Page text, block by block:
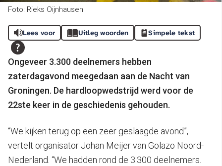
Foto: Rieks Oijnhausen
Lees voor Uitleg woorden Simpele tekst
Ongeveer 3.300 deelnemers hebben
zaterdagavond meegedaan aan de Nacht van
Groningen. De hardloopwedstrijd werd voor de
22ste keer in de geschiedenis gehouden.
“We kijken terug op een zeer geslaagde avond”,
vertelt organisator Johan Meijer van Golazo Noord-
Nederland. “We hadden rond de 3.300 deelnemers.